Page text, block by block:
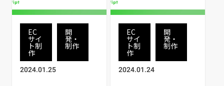
んか？ 食品のオンライン
ショップならビッグコマ
ースへぜひご相談くださ
い。
ECサイト制作を行う際
の参考にしてみてくださ
い。
EC
サイ
ト制
作
開
発・
制作
2024.01.25
EC
サイ
ト制
作
開
発・
制作
2024.01.24